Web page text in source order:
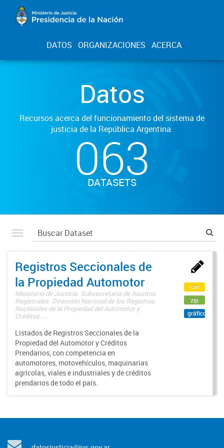
DATOS ORGANIZACIONES ACERCA
Datos
Recursos acerca del funcionamiento del sistema de
justicia de la República Argentina.
063
DATASETS
Registros Seccionales de
la Propiedad Automotor
Ministerio de Justicia. Subsecretaría de Asuntos
Registrales. Dirección Nacional de los Registros
Nacionales de la Propiedad del Automotor y
Créditos ...
Listados de Registros Seccionales de la
Propiedad del Automotor y Créditos
Prendarios, con competencia en
automotores, motovehículos, maquinarias
agrícolas, viales e industriales y de créditos
prendarios de todo el país.
csv
zip
gráfico